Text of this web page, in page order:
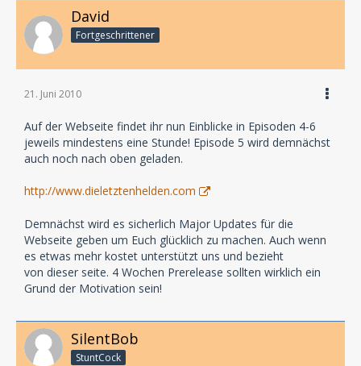
David
Fortgeschrittener
21. Juni 2010
Auf der Webseite findet ihr nun Einblicke in Episoden 4-6
jeweils mindestens eine Stunde! Episode 5 wird demnächst
auch noch nach oben geladen.
http://www.dieletztenhelden.com
Demnächst wird es sicherlich Major Updates für die
Webseite geben um Euch glücklich zu machen. Auch wenn
es etwas mehr kostet unterstützt uns und bezieht
von dieser seite. 4 Wochen Prerelease sollten wirklich ein
Grund der Motivation sein!
SilentBob
StuntCock